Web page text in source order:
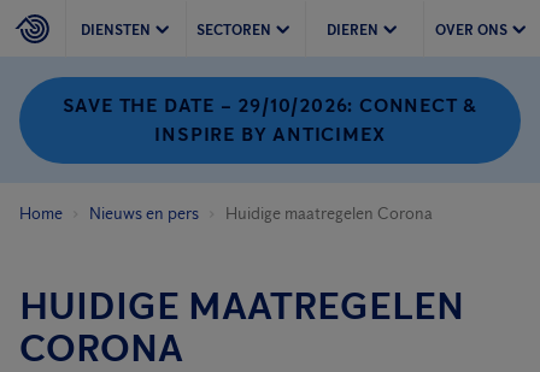
DIENSTEN SECTOREN DIEREN OVER ONS
SAVE THE DATE – 29/10/2026: CONNECT &
INSPIRE BY ANTICIMEX
Home Nieuws en pers Huidige maatregelen Corona
HUIDIGE MAATREGELEN
CORONA